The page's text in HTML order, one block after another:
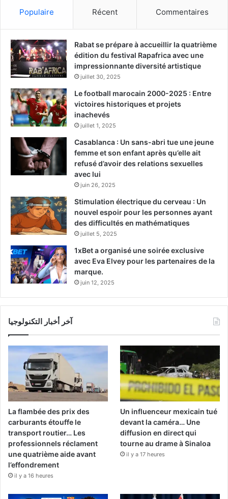
Populaire Récent Commentaires
Rabat se prépare à accueillir la quatrième
édition du festival Rapafrica avec une
impressionnante diversité artistique
juillet 30, 2025
Le football marocain 2000-2025 : Entre
victoires historiques et projets
inachevés
juillet 1, 2025
Casablanca : Un sans-abri tue une jeune
femme et son enfant après qu’elle ait
refusé d’avoir des relations sexuelles
avec lui
juin 26, 2025
Stimulation électrique du cerveau : Un
nouvel espoir pour les personnes ayant
des difficultés en mathématiques
juillet 5, 2025
1xBet a organisé une soirée exclusive
avec Eva Elvey pour les partenaires de la
marque.
juin 12, 2025
آخر أخبار التكنولوجيا
La flambée des prix des
carburants étouffe le
transport routier… Les
professionnels réclament
une quatrième aide avant
l’effondrement
il y a 16 heures
Un influenceur mexicain tué
devant la caméra… Une
diffusion en direct qui
tourne au drame à Sinaloa
il y a 17 heures